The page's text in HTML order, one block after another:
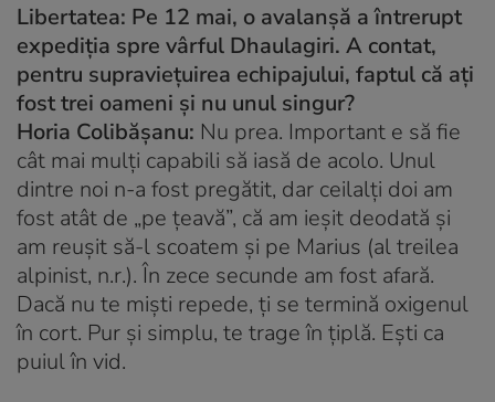
Libertatea: Pe 12 mai, o avalanșă a întrerupt
expediția spre vârful Dhaulagiri. A contat,
pentru supraviețuirea echipajului, faptul că ați
fost trei oameni și nu unul singur?
Horia Colibășanu: Nu prea. Important e să fie
cât mai mulți capabili să iasă de acolo. Unul
dintre noi n-a fost pregătit, dar ceilalți doi am
fost atât de „pe țeavă”, că am ieșit deodată și
am reușit să-l scoatem și pe Marius (al treilea
alpinist, n.r.). În zece secunde am fost afară.
Dacă nu te miști repede, ți se termină oxigenul
în cort. Pur și simplu, te trage în țiplă. Ești ca
puiul în vid.